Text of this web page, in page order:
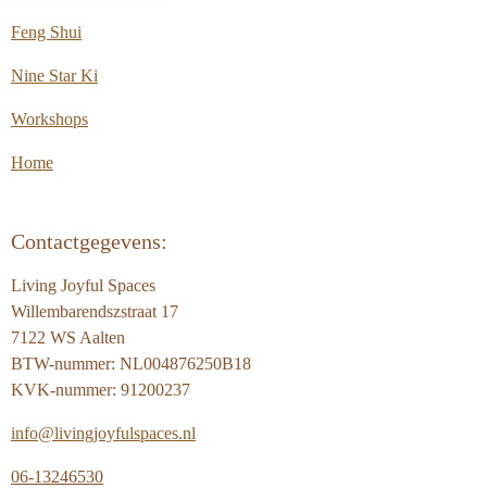
Feng Shui
Nine Star Ki
Workshops
Home
Contactgegevens:
Living Joyful Spaces
Willembarendszstraat 17
7122 WS Aalten
BTW-nummer: NL004876250B18
KVK-nummer: 91200237
info@livingjoyfulspaces.nl
06-13246530